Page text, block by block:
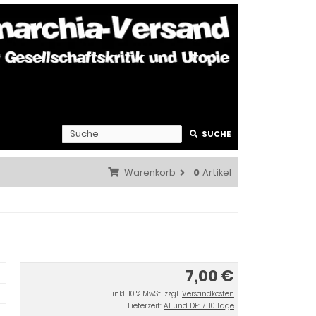
SUCHE
Warenkorb 0 Artikel
7,00 €
inkl. 10 % MwSt. zzgl. Versandkosten
Lieferzeit: AT und DE: 7-10 Tage